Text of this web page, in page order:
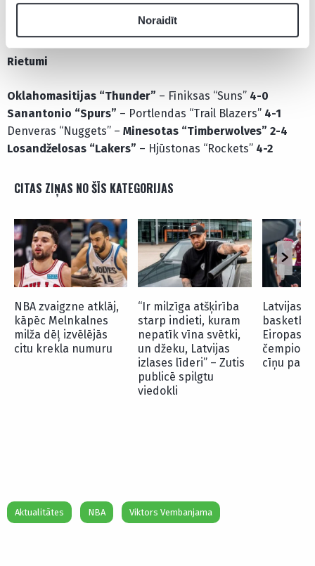
Noraidīt
Ņujorkas “Knicks”– Atlantas “Hawks”4-2
– Toronto “Raptors”
Rietumi
Oklahomasitijas “Thunder” – Fīniksas “Suns” 4-0
Sanantonio “Spurs” – Portlendas “Trail Blazers” 4-1
Denveras “Nuggets” – Minesotas “Timberwolves” 2-4
Losandželosas “Lakers” – Hjūstonas “Rockets” 4-2
CITAS ZIŅAS NO ŠĪS KATEGORIJAS
NBA zvaigzne atklāj,
kāpēc Melnkalnes
milža dēļ izvēlējās
citu krekla numuru
“Ir milzīga atšķirība
starp indieti, kuram
nepatīk vīna svētki,
un džeku, Latvijas
izlases līderi” – Zutis
publicē spilgtu
viedokli
Latvijas
Eiropas
cīņu par
Aktualitātes NBA Viktors Vembanjama